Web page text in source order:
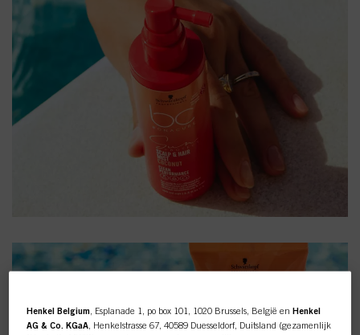
Henkel Belgium , Esplanade 1, po box 101, 1020 Brussels, België enHenkel
AG & Co. KGaA , Henkelstrasse 67, 40589 Duesseldorf, Duitsland (gezamenlijk